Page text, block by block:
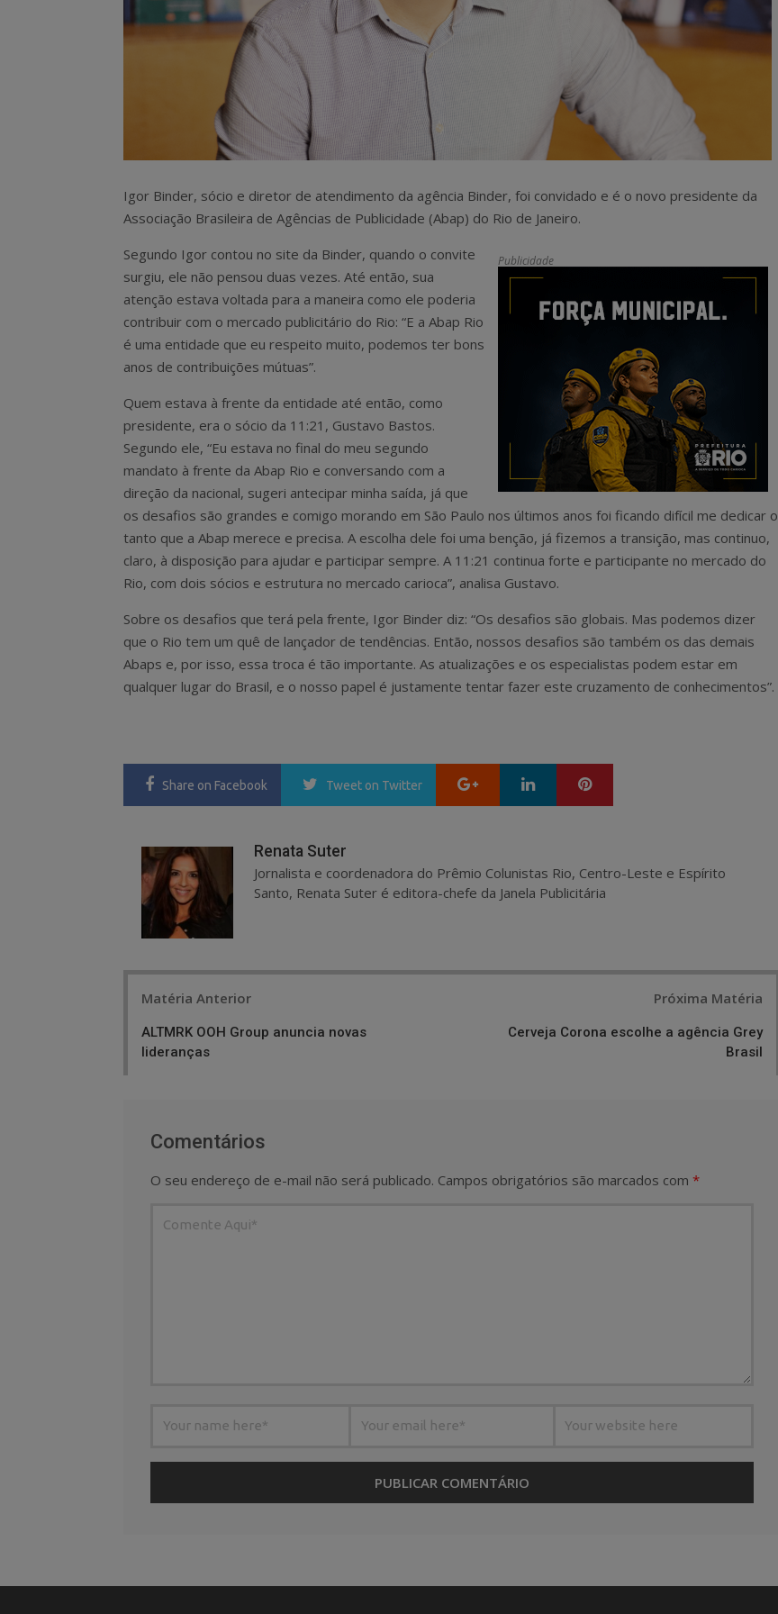
Igor Binder, sócio e diretor de atendimento da agência Binder, foi convidado e é o novo presidente da
Associação Brasileira de Agências de Publicidade (Abap) do Rio de Janeiro.
Publicidade
Segundo Igor contou no site da Binder, quando o convite
surgiu, ele não pensou duas vezes. Até então, sua
atenção estava voltada para a maneira como ele poderia
contribuir com o mercado publicitário do Rio: “E a Abap Rio
é uma entidade que eu respeito muito, podemos ter bons
anos de contribuições mútuas”.
Quem estava à frente da entidade até então, como
presidente, era o sócio da 11:21, Gustavo Bastos.
Segundo ele, “Eu estava no final do meu segundo
mandato à frente da Abap Rio e conversando com a
direção da nacional, sugeri antecipar minha saída, já que
os desafios são grandes e comigo morando em São Paulo nos últimos anos foi ficando difícil me dedicar o
tanto que a Abap merece e precisa. A escolha dele foi uma benção, já fizemos a transição, mas continuo,
claro, à disposição para ajudar e participar sempre. A 11:21 continua forte e participante no mercado do
Rio, com dois sócios e estrutura no mercado carioca”, analisa Gustavo.
Sobre os desafios que terá pela frente, Igor Binder diz: “Os desafios são globais. Mas podemos dizer
que o Rio tem um quê de lançador de tendências. Então, nossos desafios são também os das demais
Abaps e, por isso, essa troca é tão importante. As atualizações e os especialistas podem estar em
qualquer lugar do Brasil, e o nosso papel é justamente tentar fazer este cruzamento de conhecimentos”.
Share on Facebook Tweet on Twitter Google+ LinkedIn
Renata Suter
Jornalista e coordenadora do Prêmio Colunistas Rio, Centro-Leste e Espírito
Santo, Renata Suter é editora-chefe da Janela Publicitária
Matéria Anterior
ALTMRK OOH Group anuncia novas
lideranças
Próxima Matéria
Cerveja Corona escolhe a agência Grey
Brasil
Comentários
O seu endereço de e-mail não será publicado. Campos obrigatórios são marcados com *